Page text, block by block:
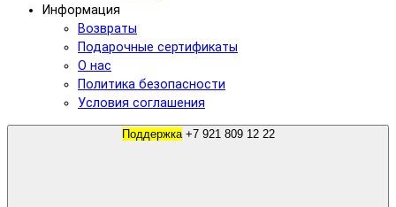
Информация
Возвраты
Подарочные сертификаты
О нас
Политика безопасности
Условия соглашения
Поддержка +7 921 809 12 22